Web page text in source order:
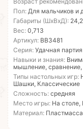
Возраст
Пол: Для мальчиков и
Габариты (ШхВхД):
Вес: 0,713
Артикул: ВВ3481
Серия: Удачная партия
Навыки и знания:
мышление, сравнение,
Типы настольных игр:
Шашки, Классические
Сложность: средняя
Место игры: На столе,
Материал: